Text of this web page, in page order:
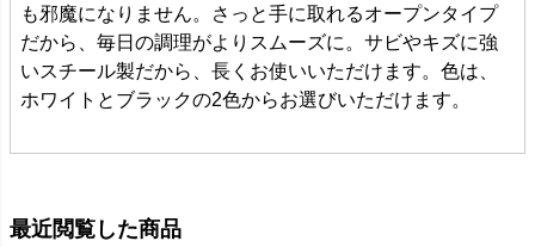
も邪魔になりません。さっと手に取れるオープンタイプ
だから、毎日の調理がよりスムーズに。サビやキズに強
いスチール製だから、長くお使いいただけます。色は、
ホワイトとブラックの2色からお選びいただけます。
最近閲覧した商品